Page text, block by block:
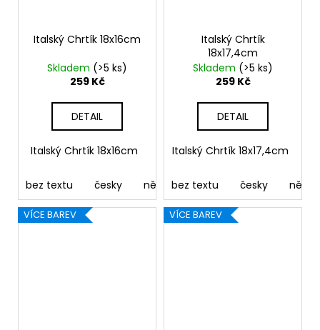
Italský Chrtík 18x16cm
Skladem (>5 ks)
259 Kč
DETAIL
Italský Chrtík 18x16cm
bez textu česky německy anglicky
Italský Chrtík
18x17,4cm
Skladem (>5 ks)
259 Kč
DETAIL
Italský Chrtík 18x17,4cm
bez textu česky
VÍCE BAREV VÍCE BAREV